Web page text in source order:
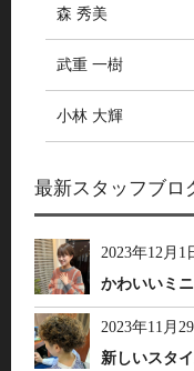
森 秀美
武重 一樹
小林 大輝
最新スタッフブロ
2023年12月1
かわいいミ
2023年11月
新しいスタ